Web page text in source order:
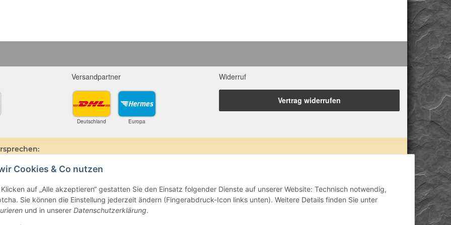
Cookies & Co nutzen
auf „Alle akzeptieren“ gestatten Sie den Einsatz folgender Dienste auf unserer Website: Technisch notwendig,
Sie können die Einstellung jederzeit ändern (Fingerabdruck-Icon links unten). Weitere Details finden Sie unter
und in unserer Datenschutzerklärung.
Versandpartner
Deutschland Europa
Widerruf
Vertrag widerrufen
und Mineralien werden im esoterischen Bereich besondere Kräfte und Eigenschaften zugeordnet. Wir weisen ausdrücklich
oder dem Vertragspartner überlassenen Unterlagen bisher weder medizinisch anerkannt oder wissenschaftlich nachweisbar
gemachten Angaben beruhen ausschließlich auf Überlieferungen und langjähriger Erfahrung. Unsere Produkte ersetzen nie den
beim Arzt oder Heilpraktiker und sind auch kein Medikamentenersatz. Auch stellen unsere Angaben im ärztlichen Sinne keine
oder Therapieform dar.